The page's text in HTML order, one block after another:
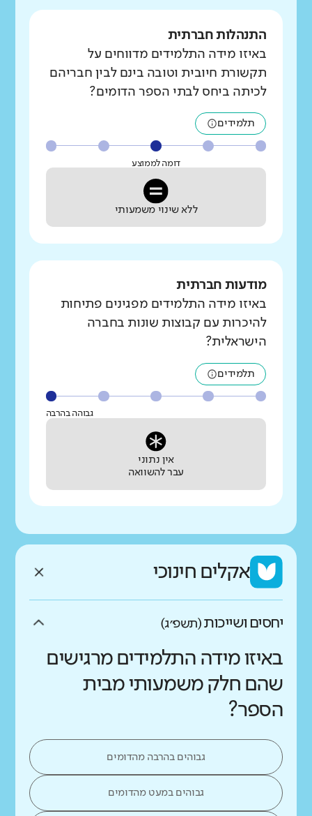
התנהלות חברתית
באיזו מידה התלמידים מדווחים על
תקשורת חיובית וטובה בינם לבין חבריהם
לכיתה ביחס לבתי הספר הדומים?
תלמידים
דומה לממוצע
ללא שינוי משמעותי
מודעות חברתית
באיזו מידה התלמידים מפגינים פתיחות
להיכרות עם קבוצות שונות בחברה
הישראלית?
תלמידים
גבוהה בהרבה
אין נתוני
עבר להשוואה
אקלים חינוכי
יחסים ושייכות(תשפ״ג)
באיזו מידה התלמידים מרגישים
שהם חלק משמעותי מבית
הספר?
גבוהים בהרבה מהדומים
גבוהים במעט מהדומים